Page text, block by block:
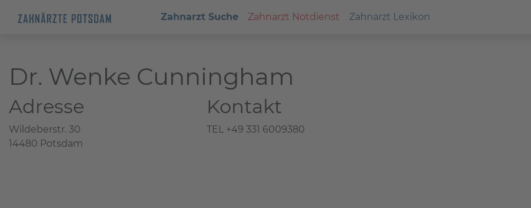
Zahnarzt Suche Zahnarzt Notdienst Zahnarzt Lexikon
Dr. Wenke Cunningham
Adresse
Wildeberstr. 30
14480 Potsdam
Kontakt
TEL +49 331 6009380